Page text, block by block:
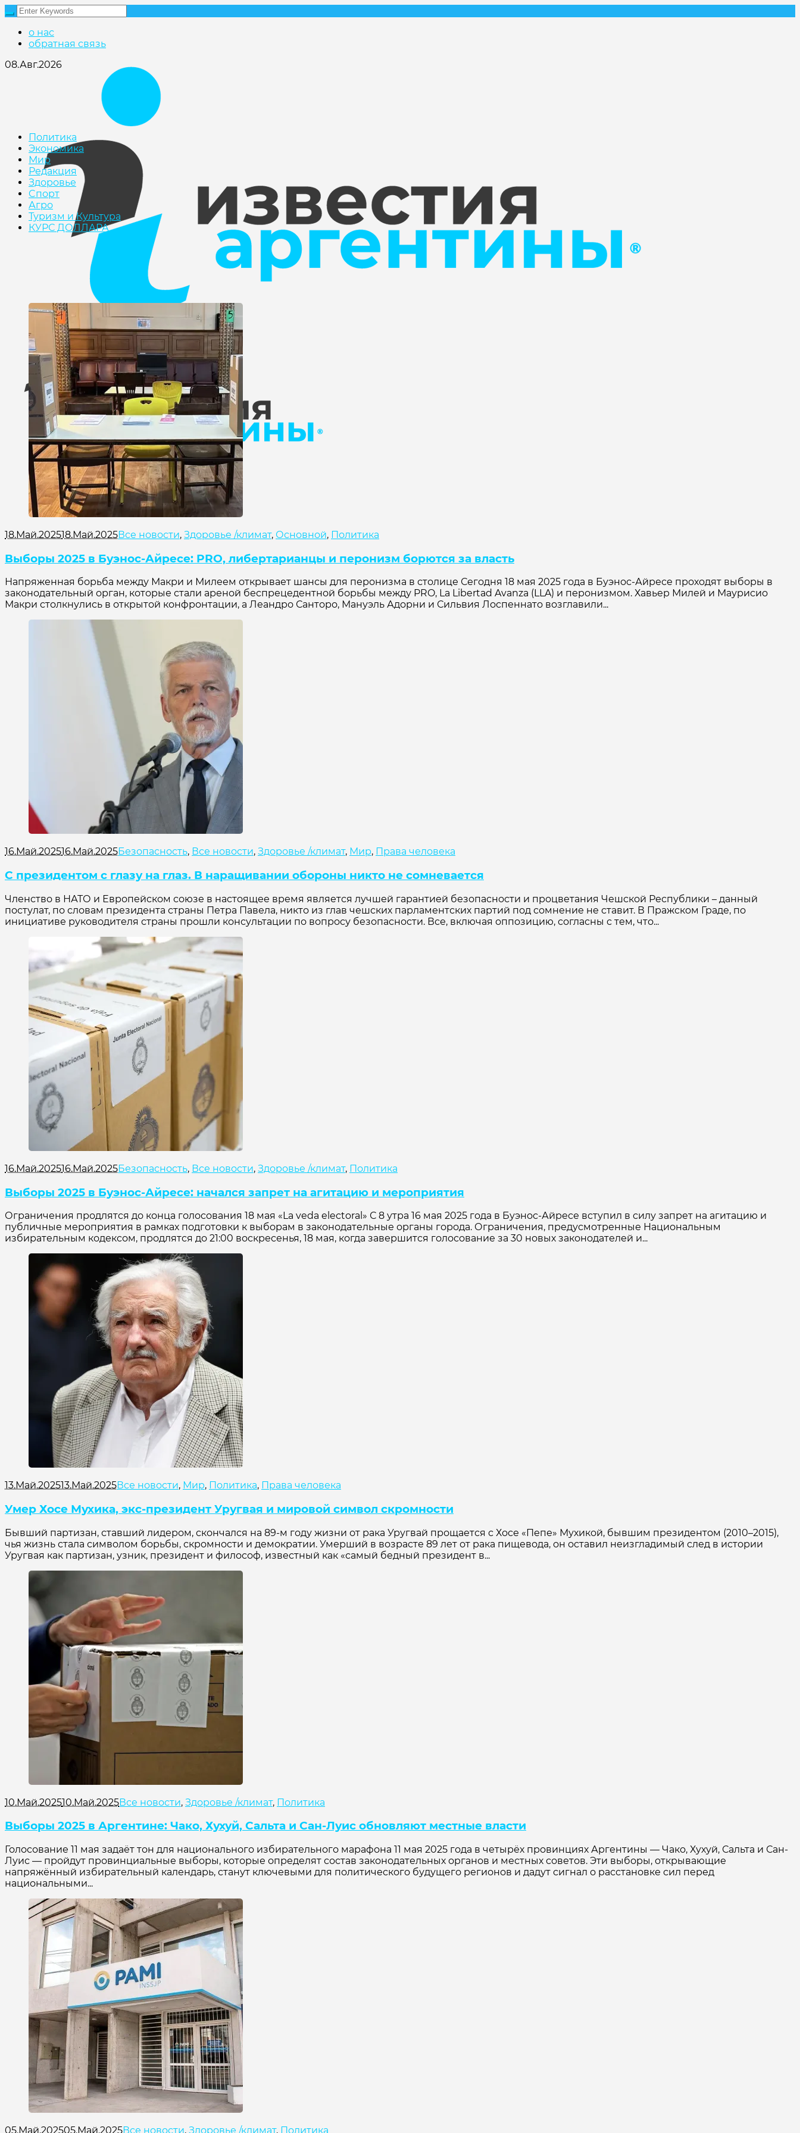
о нас
обратная связь
08.Авг.2026
Политика
Экономика
Мир
Редакция
Здоровье
Cпорт
Агро
Туризм и Культура
КУРС ДОЛЛАРА
18.Май.202518.Май.2025Все новости, Здоровье /климат, Основной, Политика
Выборы 2025 в Буэнос-Айресе: PRO, либертарианцы и перонизм борются за власть
Напряженная борьба между Макри и Милеем открывает шансы для перонизма в столице Сегодня 18 мая 2025 года в Буэнос-Айресе проходят выборы в
законодательный орган, которые стали ареной беспрецедентной борьбы между PRO, La Libertad Avanza (LLA) и перонизмом. Хавьер Милей и Маурисио
Макри столкнулись в открытой конфронтации, а Леандро Санторо, Мануэль Адорни и Сильвия Лоспеннато возглавили...
16.Май.202516.Май.2025Безопасность, Все новости, Здоровье /климат, Мир, Права человека
С президентом с глазу на глаз. В наращивании обороны никто не сомневается
Членство в НАТО и Европейском союзе в настоящее время является лучшей гарантией безопасности и процветания Чешской Республики – данный
постулат, по словам президента страны Петра Павела, никто из глав чешских парламентских партий под сомнение не ставит. В Пражском Граде, по
инициативе руководителя страны прошли консультации по вопросу безопасности. Все, включая оппозицию, согласны с тем, что...
16.Май.202516.Май.2025Безопасность, Все новости, Здоровье /климат, Политика
Выборы 2025 в Буэнос-Айресе: начался запрет на агитацию и мероприятия
Ограничения продлятся до конца голосования 18 мая «La veda electoral» С 8 утра 16 мая 2025 года в Буэнос-Айресе вступил в силу запрет на агитацию и
публичные мероприятия в рамках подготовки к выборам в законодательные органы города. Ограничения, предусмотренные Национальным
избирательным кодексом, продлятся до 21:00 воскресенья, 18 мая, когда завершится голосование за 30 новых законодателей и...
13.Май.202513.Май.2025Все новости, Мир, Политика, Права человека
Умер Хосе Мухика, экс-президент Уругвая и мировой символ скромности
Бывший партизан, ставший лидером, скончался на 89-м году жизни от рака Уругвай прощается с Хосе «Пепе» Мухикой, бывшим президентом (2010–2015),
чья жизнь стала символом борьбы, скромности и демократии. Умерший в возрасте 89 лет от рака пищевода, он оставил неизгладимый след в истории
Уругвая как партизан, узник, президент и философ, известный как «самый бедный президент в...
10.Май.202510.Май.2025Все новости, Здоровье /климат, Политика
Выборы 2025 в Аргентине: Чако, Хухуй, Сальта и Сан-Луис обновляют местные власти
Голосование 11 мая задаёт тон для национального избирательного марафона 11 мая 2025 года в четырёх провинциях Аргентины — Чако, Хухуй, Сальта и Сан-
Луис — пройдут провинциальные выборы, которые определят состав законодательных органов и местных советов. Эти выборы, открывающие
напряжённый избирательный календарь, станут ключевыми для политического будущего регионов и дадут сигнал о расстановке сил перед
национальными...
05.Май.202505.Май.2025Все новости, Здоровье /климат, Политика